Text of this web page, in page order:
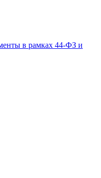
в рамках 44-ФЗ и